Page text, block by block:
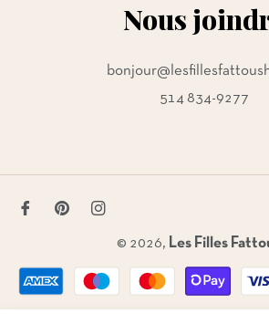
Nous
514 834-9277
Pin Ins
© 2026, Les Filles